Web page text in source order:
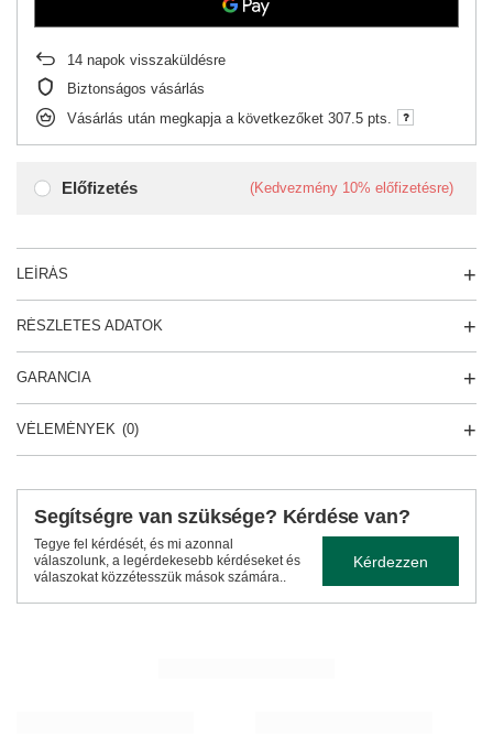
Előfizetés (Kedvezmény 10% előfizetésre)
14 napok visszaküldésre
Biztonságos vásárlás
Vásárlás után megkapja a következőket 307.5 pts.
LEÍRÁS
RÉSZLETES ADATOK
GARANCIA
VÉLEMÉNYEK (0)
Segítségre van szüksége? Kérdése van?
Tegye fel kérdését, és mi azonnal
válaszolunk, a legérdekesebb kérdéseket és
válaszokat közzétesszük mások számára..
Kérdezzen